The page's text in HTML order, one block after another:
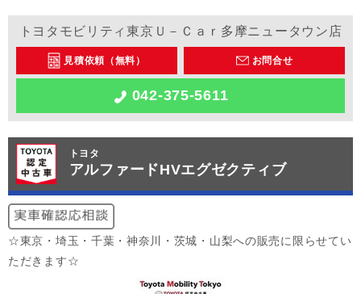
トヨタモビリティ東京Ｕ－Ｃａｒ多摩ニュータウン店
見積依頼（無料） お問合せ
042-375-5611
トヨタ
アルファードHVエグゼクティブ
☆東京・埼玉・千葉・神奈川・茨城・山梨への販売に限らせてい
ただきます☆